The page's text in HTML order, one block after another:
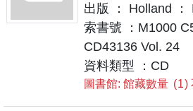
出版 ： Holland ：
索書號 ：M1000
CD43136 Vol. 24
資料類型 ：CD
圖書館: 館藏數量 1